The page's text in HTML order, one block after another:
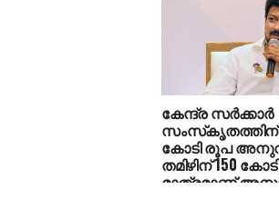
കേന്ദ്ര സര്‍ക്കാര്‍
സംസ്‌കൃതത്തിന്
കോടി രൂപ
തമിഴിന് 150
മാത്രമാണ്